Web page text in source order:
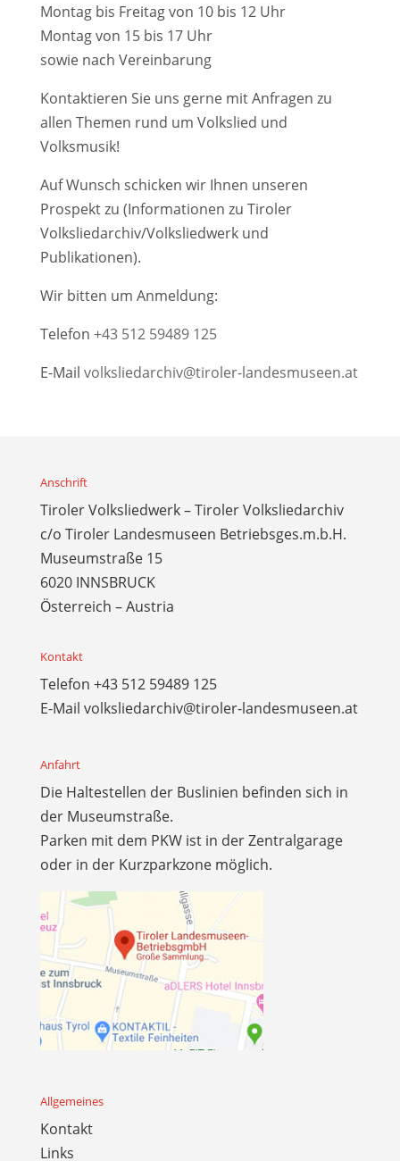
Montag bis Freitag von 10 bis 12 Uhr
Montag von 15 bis 17 Uhr
sowie nach Vereinbarung
Kontaktieren Sie uns gerne mit Anfragen zu
allen Themen rund um Volkslied und
Volksmusik!
Auf Wunsch schicken wir Ihnen unseren
Prospekt zu (Informationen zu Tiroler
Volksliedarchiv/Volksliedwerk und
Publikationen).
Wir bitten um Anmeldung:
Telefon +43 512 59489 125
E-Mail volksliedarchiv@tiroler-landesmuseen.at
Anschrift
Tiroler Volksliedwerk – Tiroler Volksliedarchiv
c/o Tiroler Landesmuseen Betriebsges.m.b.H.
Museumstraße 15
6020 INNSBRUCK
Österreich – Austria
Kontakt
Telefon +43 512 59489 125
E-Mail volksliedarchiv@tiroler-landesmuseen.at
Anfahrt
Die Haltestellen der Buslinien befinden sich in
der Museumstraße.
Parken mit dem PKW ist in der Zentralgarage
oder in der Kurzparkzone möglich.
Allgemeines
Kontakt
Links